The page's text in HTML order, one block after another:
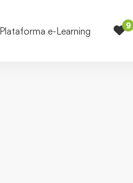
Plataforma e-Learning